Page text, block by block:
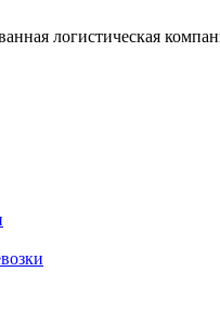
логистическая